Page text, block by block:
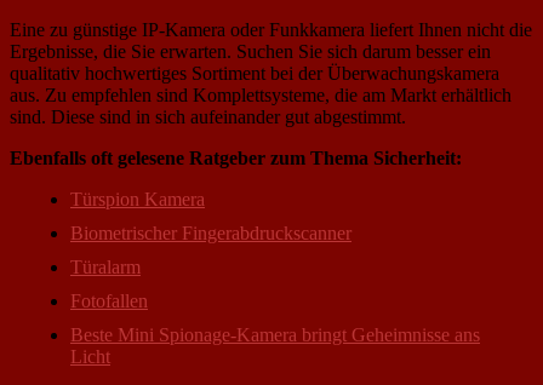
Eine zu günstige IP-Kamera oder Funkkamera liefert Ihnen nicht die
Ergebnisse, die Sie erwarten. Suchen Sie sich darum besser ein
qualitativ hochwertiges Sortiment bei der Überwachungskamera
aus. Zu empfehlen sind Komplettsysteme, die am Markt erhältlich
sind. Diese sind in sich aufeinander gut abgestimmt.
Ebenfalls oft gelesene Ratgeber zum Thema Sicherheit:
Türspion Kamera
Biometrischer Fingerabdruckscanner
Türalarm
Fotofallen
Beste Mini Spionage-Kamera bringt Geheimnisse ans
Licht